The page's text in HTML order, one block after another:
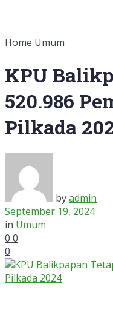
Home Umum
KPU
520.986
Pilkada
byadmin
September 19, 2024
in Umum
0 0
0